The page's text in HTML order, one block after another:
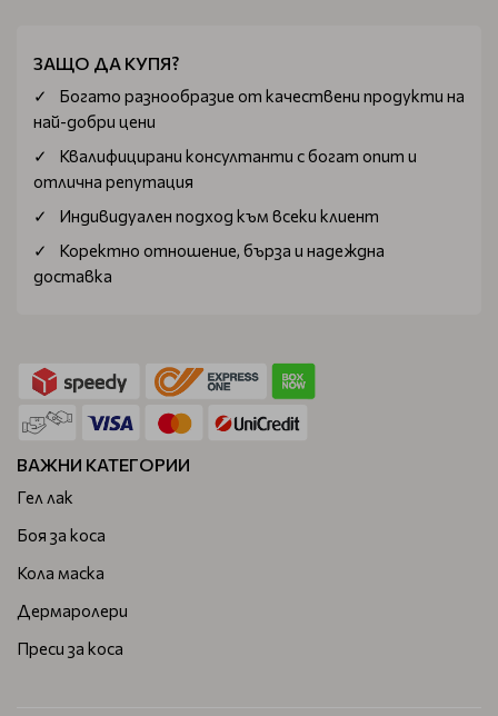
ЗАЩО ДА КУПЯ?
Богатo разнообразие от качествени продукти на
най-добри цени
Квалифицирани консултанти с богат опит и
отлична репутация
Индивидуален подход към всеки клиент
Коректно отношение, бърза и надеждна
доставка
ВАЖНИ КАТЕГОРИИ
Гел лак
Боя за коса
Кола маска
Дермаролери
Преси за коса